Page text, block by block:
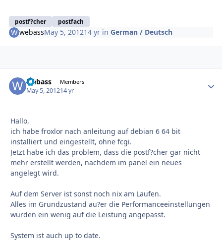
postf?cher postfach
webassMay 5, 201214 yr inGerman / Deutsch
webass Members
May 5, 201214 yr
Hallo,
ich habe froxlor nach anleitung auf debian 6 64 bit
installiert und eingestellt, ohne fcgi.
Jetzt habe ich das problem, dass die postf?cher gar nicht
mehr erstellt werden, nachdem im panel ein neues
angelegt wird.
Auf dem Server ist sonst noch nix am Laufen.
Alles im Grundzustand au?er die Performanceeinstellungen
wurden ein wenig auf die Leistung angepasst.
System ist auch up to date.